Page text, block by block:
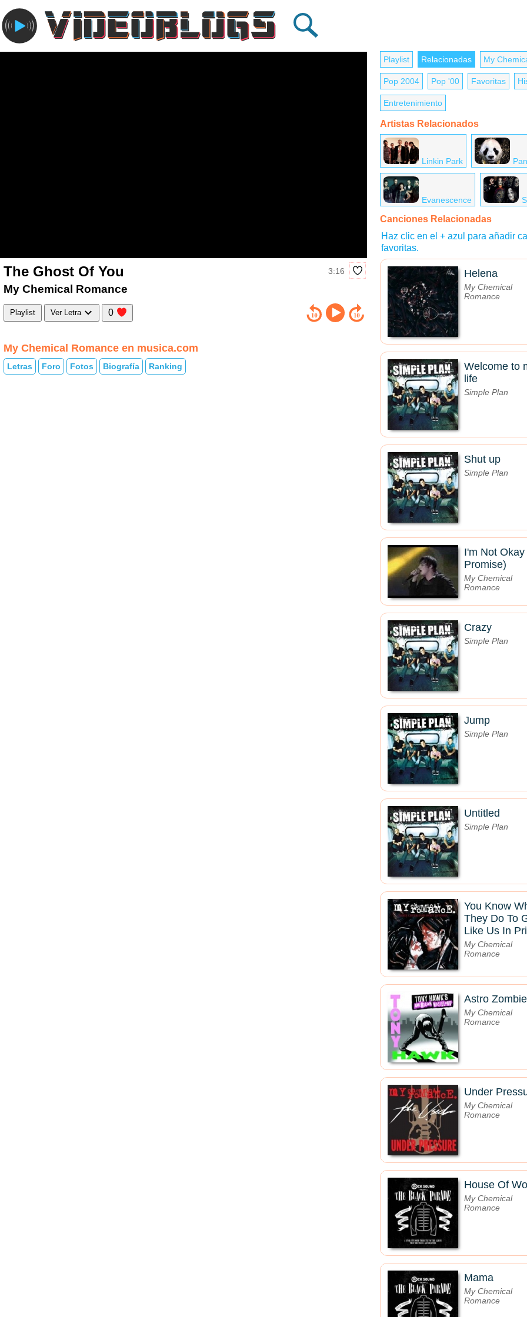
The Ghost Of You 3:16
My Chemical Romance
Playlist Ver Letra 0
My Chemical Romance en musica.com
Letras Foro Fotos Biografía Ranking
Playlist Relacionadas My
Pop 2004 Pop '00 Favoritas
Entretenimiento
Artistas Relacionados
Linkin Park
Evanescence
Canciones Relacionadas
Haz clic en el + azul para añadir
favoritas.
Helena
My Chemical
Romance
Welcome to
life
Simple Plan
Shut up
Simple Plan
I'm Not Okay
Promise)
My Chemical
Romance
Crazy
Simple Plan
Jump
Simple Plan
Untitled
Simple Plan
You Know
They Do To
Like Us In
My Chemical
Romance
Astro
My Chemical
Romance
Under
My Chemical
Romance
House Of
My Chemical
Romance
Mama
My Chemical
Romance